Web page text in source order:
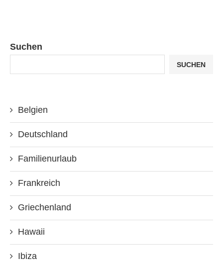
Suchen
SUCHEN
Belgien
Deutschland
Familienurlaub
Frankreich
Griechenland
Hawaii
Ibiza